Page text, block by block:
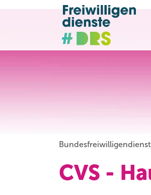
Bundesfreiwilligendienst
CVS -